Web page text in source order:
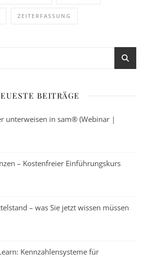
ZEITERFASSUNG
BEITRÄGE
unterweisen in sam® (Webinar |
– Kostenfreier Einführungskurs
– was Sie jetzt wissen müssen
Kennzahlensysteme für